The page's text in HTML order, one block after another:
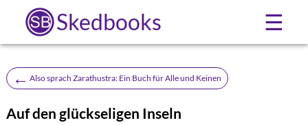
Skedbooks ☰
← Also sprach Zarathustra: Ein Buch für Alle und Keinen
Auf den glückseligen Inseln